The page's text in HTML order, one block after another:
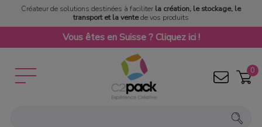
Créateur de solutions destinées à faciliter la création, le stockage, le
transport et la ventede vos produits
Vous êtes en Suisse ? Cliquez ici !
0